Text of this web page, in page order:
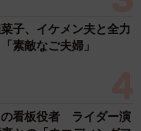
子、イケメン夫と全力
素敵なご夫婦」
の看板役者 ライダー演